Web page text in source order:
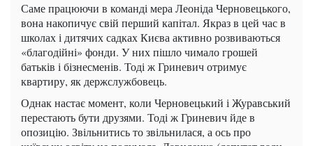
Саме працюючи в команді мера Леоніда Черновецького,
вона накопичує свій перший капітал. Якраз в цей час в
школах і дитячих садках Києва активно розвиваються
«благодійні» фонди. У них пішло чимало грошей
батьків і бізнесменів. Тоді ж Гриневич отримує
квартиру, як держслужбовець.
Однак настає момент, коли Черновецький і Журавський
перестають бути друзями. Тоді ж Гриневич йде в
опозицію. Звільнитись то звільнилася, а ось про